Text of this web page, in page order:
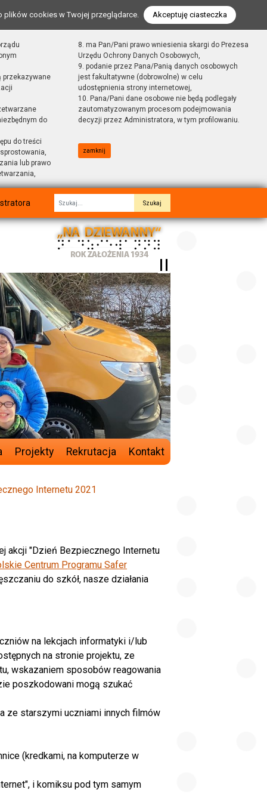
plików cookies w Twojej przeglądarce. Akceptuję ciasteczka
przekazywane
do
do treści
lub prawo
8. ma Pan/Pani prawo wniesienia skargi do Prezesa
Urzędu Ochrony Danych Osobowych,
9. podanie przez Pana/Panią danych osobowych
jest fakultatywne (dobrowolne) w celu
udostępnienia strony internetowej,
10. Pana/Pani dane osobowe nie będą podlegały
zautomatyzowanym procesom podejmowania
decyzji przez Administratora, w tym profilowaniu.
zamknij
Fraza
Projekty Rekrutacja Kontakt
Internetu 2021
akcji "Dzień Bezpiecznego Internetu
Centrum Programu Safer
do szkół, nasze działania
na lekcjach informatyki i/lub
na stronie projektu, ze
wskazaniem sposobów reagowania
poszkodowani mogą szukać
ze starszymi uczniami innych filmów
(kredkami, na komputerze w
i komiksu pod tym samym